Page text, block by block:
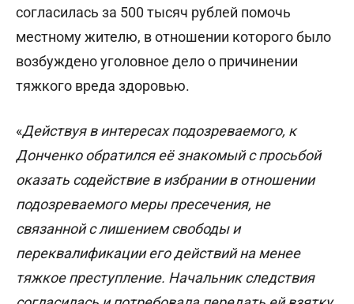
согласилась за 500 тысяч рублей помочь
местному жителю, в отношении которого было
возбуждено уголовное дело о причинении
тяжкого вреда здоровью.
«Действуя в интересах подозреваемого, к
Донченко обратился её знакомый с просьбой
оказать содействие в избрании в отношении
подозреваемого меры пресечения, не
связанной с лишением свободы и
переквалификации его действий на менее
тяжкое преступление. Начальник следствия